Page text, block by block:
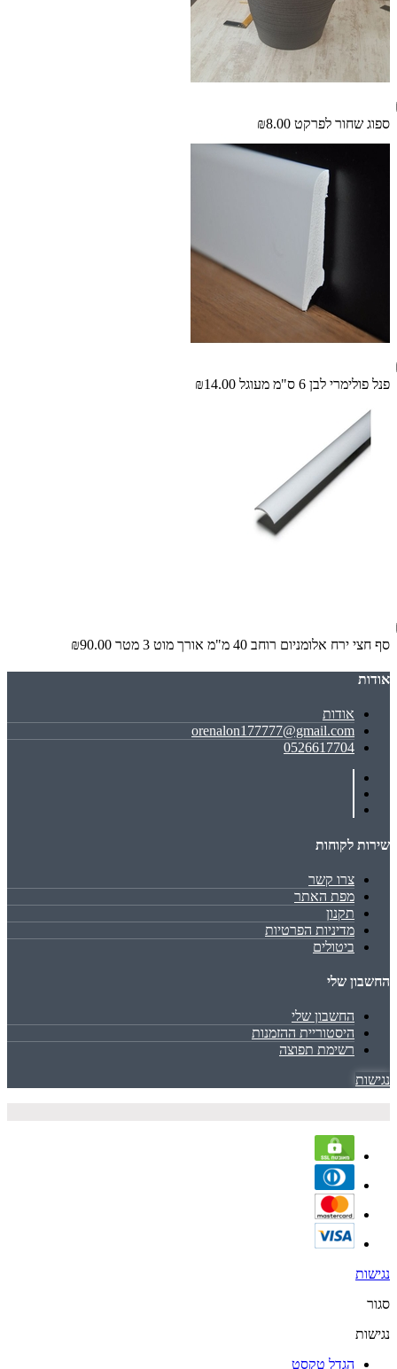
ספוג שחור לפרקט ₪8.00
פנל פולימרי לבן 6 ס"מ מעוגל ₪14.00
סף חצי ירח אלומניום רוחב 40 מ"מ אורך מוט 3 מטר ₪90.00
אודות
אודות
orenalon177777@gmail.com
0526617704
שירות לקוחות
צרו קשר
מפת האתר
תקנון
מדיניות הפרטיות
ביטולים
החשבון שלי
החשבון שלי
היסטוריית ההזמנות
רשימת תפוצה
נגישות
נגישות
סגור
נגישות
הגדל טקסט